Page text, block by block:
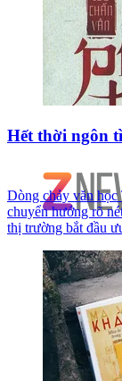
Hết thời ngôn
Dòng chảy văn học
chuyển hướng rõ
thị trường bắt đầu